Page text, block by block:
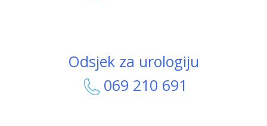
Odsjek za urologiju
069 210 691